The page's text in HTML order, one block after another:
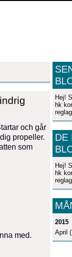
och går
propeller.
som
med.
Hej!
hk
DE
Hej!
hk
2015
April